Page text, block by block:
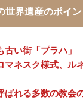
世界遺産のポイン
古い街「プラハ」
マネスク様式、ル
ばれる多数の教会